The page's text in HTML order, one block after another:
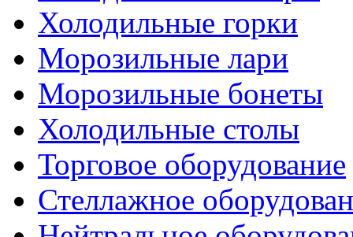
Холодильные горки
Морозильные лари
Морозильные бонеты
Холодильные столы
Торговое оборудование
Стеллажное